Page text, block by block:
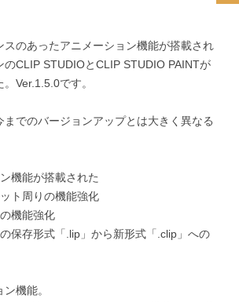
スのあったアニメーション機能が搭載され
のCLIP STUDIOとCLIP STUDIO PAINTが
Ver.1.5.0です。
までのバージョンアップとは大きく異なる
機能が搭載された
ト周りの機能強化
機能強化
保存形式「.lip」から新形式「.clip」への
機能。